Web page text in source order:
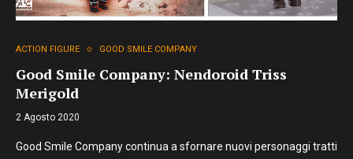
ACTION FIGURE GOOD SMILE COMPANY
Good Smile Company: Nendoroid Triss
Merigold
2 Agosto 2020
Good Smile Company continua a sfornare nuovi personaggi tratti